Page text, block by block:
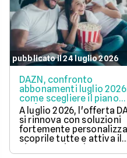
pubblicato il 24 luglio 2026
DAZN, confronto
abbonamenti luglio
come scegliere il piano
perfetto per te
A luglio 2026, l'offerta
si rinnova con soluzioni
fortemente
scoprile tutte e attiva il